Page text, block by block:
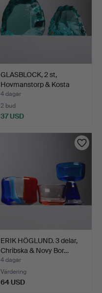
GLASBLOCK, 2 st,
Hovmanstorp & Kosta
(Vick…
4 dagar
2 bud
37 USD
ERIK HÖGLUND. 3 delar,
Chribska & Novy Bor…
4 dagar
Värdering
64 USD